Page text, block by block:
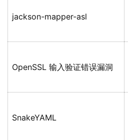
jackson-mapper-asl
OpenSSL 输入验证错误漏洞
SnakeYAML